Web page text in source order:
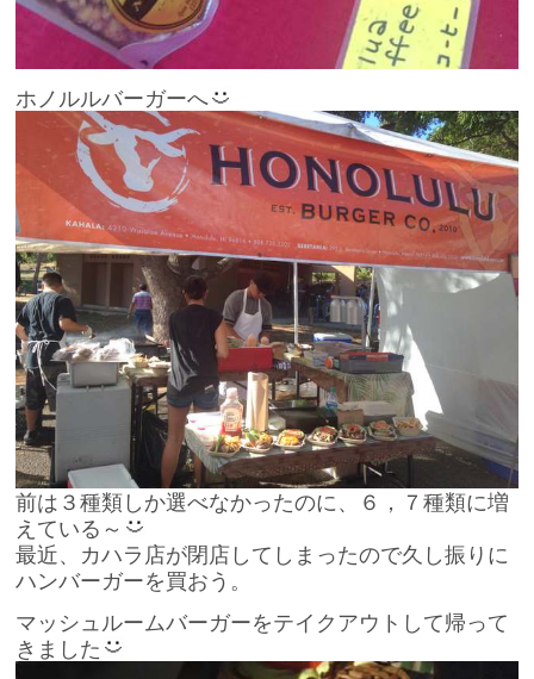
ホノルルバーガーへ
前は３種類しか選べなかったのに、６，７種類に増
えている～
最近、カハラ店が閉店してしまったので久し振りに
ハンバーガーを買おう。
マッシュルームバーガーをテイクアウトして帰って
きました